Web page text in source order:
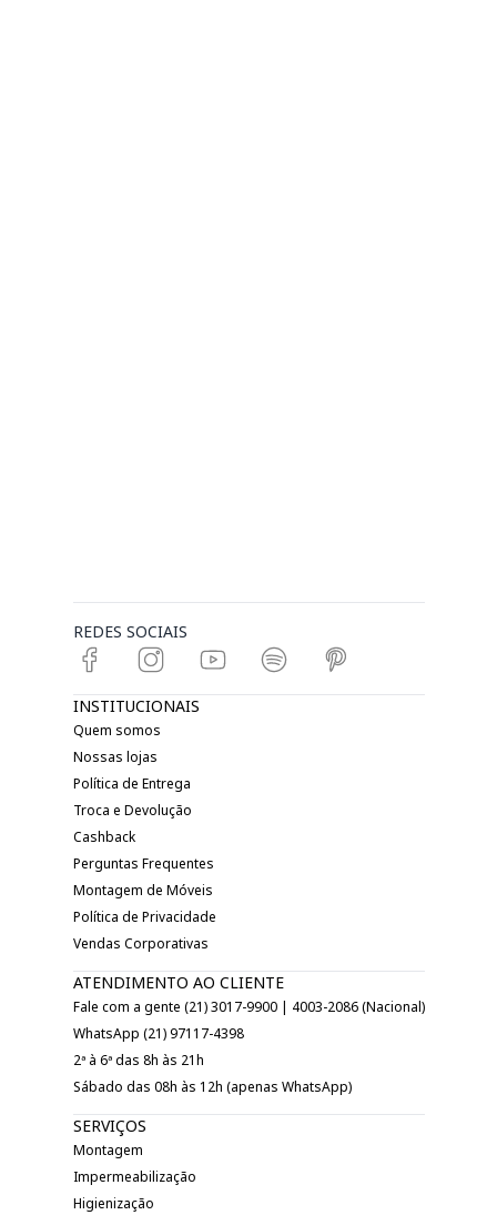
REDES SOCIAIS
INSTITUCIONAIS
Quem somos
Nossas lojas
Política de Entrega
Troca e Devolução
Cashback
Perguntas Frequentes
Montagem de Móveis
Política de Privacidade
Vendas Corporativas
ATENDIMENTO AO CLIENTE
Fale com a gente (21) 3017-9900 | 4003-2086 (Nacional)
WhatsApp (21) 97117-4398
2ª à 6ª das 8h às 21h
Sábado das 08h às 12h (apenas WhatsApp)
SERVIÇOS
Montagem
Impermeabilização
Higienização